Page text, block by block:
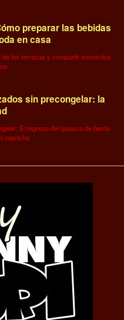
preparar las bebidas
en casa
las terrazas y compartir momentos
sin precongelar: la
El regreso del quiosco de barrio
capricho